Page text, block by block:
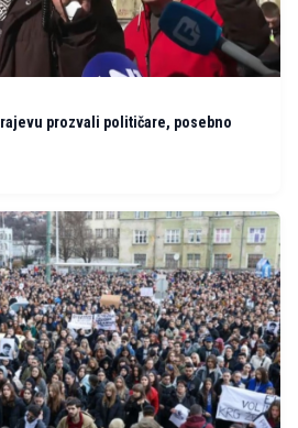
prozvali političare, posebno